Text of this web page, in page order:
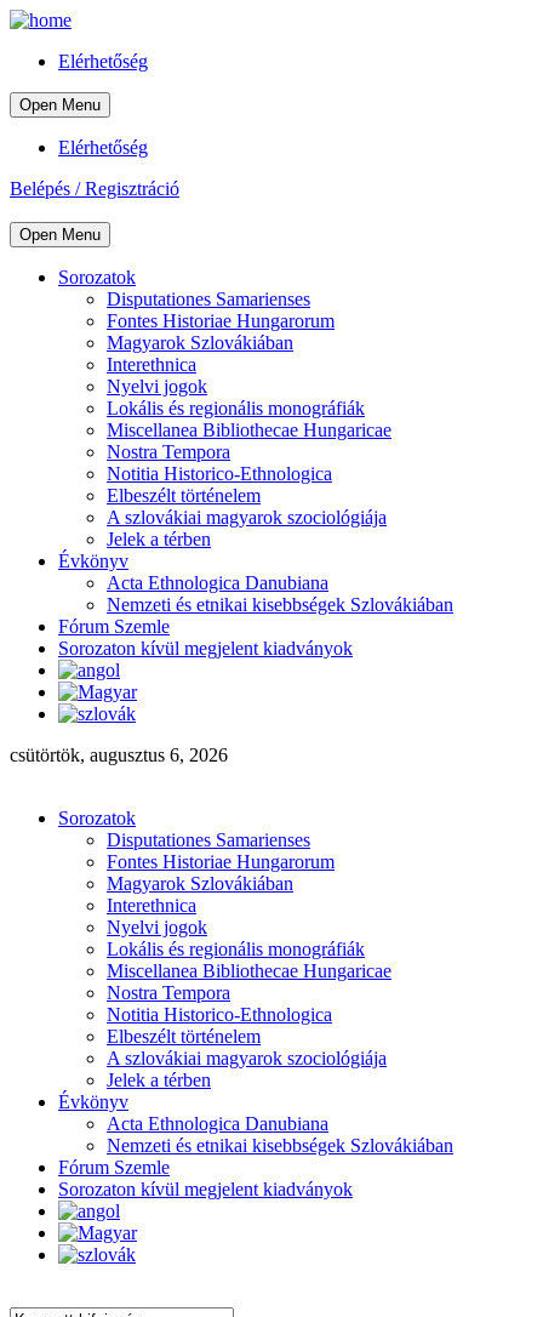
Elérhetőség
Open Menu
Elérhetőség
Belépés / Regisztráció
Open Menu
Sorozatok
Disputationes Samarienses
Fontes Historiae Hungarorum
Magyarok Szlovákiában
Interethnica
Nyelvi jogok
Lokális és regionális monográfiák
Miscellanea Bibliothecae Hungaricae
Nostra Tempora
Notitia Historico-Ethnologica
Elbeszélt történelem
A szlovákiai magyarok szociológiája
Jelek a térben
Évkönyv
Acta Ethnologica Danubiana
Nemzeti és etnikai kisebbségek Szlovákiában
Fórum Szemle
Sorozaton kívül megjelent kiadványok
csütörtök, augusztus 6, 2026
Sorozatok
Disputationes Samarienses
Fontes Historiae Hungarorum
Magyarok Szlovákiában
Interethnica
Nyelvi jogok
Lokális és regionális monográfiák
Miscellanea Bibliothecae Hungaricae
Nostra Tempora
Notitia Historico-Ethnologica
Elbeszélt történelem
A szlovákiai magyarok szociológiája
Jelek a térben
Évkönyv
Acta Ethnologica Danubiana
Nemzeti és etnikai kisebbségek Szlovákiában
Fórum Szemle
Sorozaton kívül megjelent kiadványok